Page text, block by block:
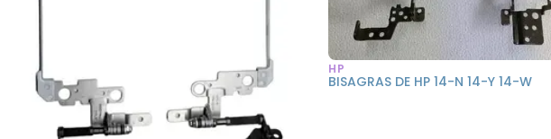
HP
BISAGRAS DE HP 14-N 14-Y 14-W